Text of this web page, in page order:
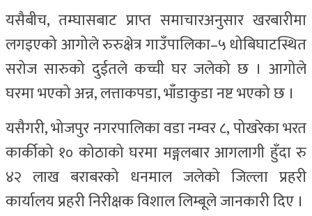
यसैबीच, तम्घासबाट प्राप्त समाचारअनुसार खरबारीमा
लगइएको आगोले रुरुक्षेत्र गाउँपालिका–५ धोबिघाटस्थित
सरोज सारुको दुईतले कच्ची घर जलेको छ । आगोले
घरमा भएको अन्न, लत्ताकपडा, भाँडाकुडा नष्ट भएको छ ।
यसैगरी, भोजपुर नगरपालिका वडा नम्वर ८, पोखरेका भरत
कार्कीको १० कोठाको घरमा मङ्गलबार आगलागी हुँदा रु
४२ लाख बराबरको धनमाल जलेको जिल्ला प्रहरी
कार्यालय प्रहरी निरीक्षक विशाल लिम्बूले जानकारी दिए ।